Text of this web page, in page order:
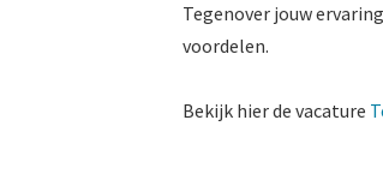
Tegenover jouw
voordelen.
Bekijk hier de vacature